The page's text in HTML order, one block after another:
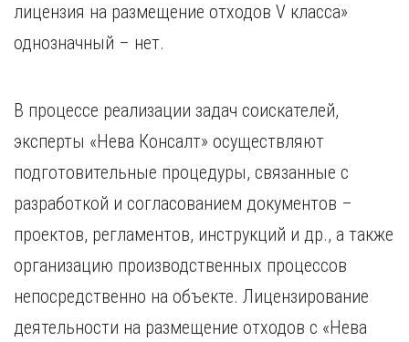
лицензия на размещение отходов V класса»
однозначный – нет.
В процессе реализации задач соискателей,
эксперты «Нева Консалт» осуществляют
подготовительные процедуры, связанные с
разработкой и согласованием документов –
проектов, регламентов, инструкций и др., а также
организацию производственных процессов
непосредственно на объекте. Лицензирование
деятельности на размещение отходов с «Нева